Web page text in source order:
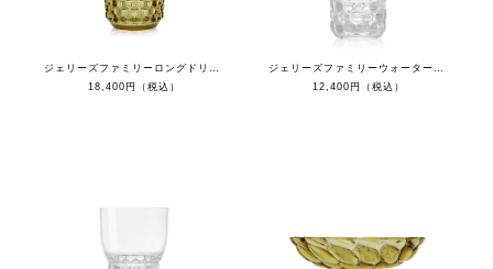
ジェリーズファミリーロングドリンク（４個セット）
18,400円（税込）
ジェリーズファミリーウォーターグラス（４個セット）
12,400円（税込）